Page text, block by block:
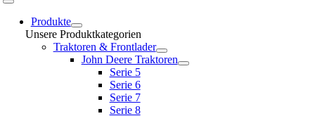
Toggle
NavigationProdukte
Unsere Produktkategorien
Traktoren & Frontlader
John Deere Traktoren
Serie 5
Serie 6
Serie 7
Serie 8